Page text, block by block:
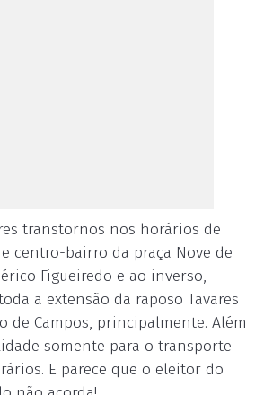
transtornos nos horários de
centro-bairro da praça Nove de
Figueiredo e ao inverso,
a extensão da raposo Tavares
de Campos, principalmente. Além
somente para o transporte
E parece que o eleitor do